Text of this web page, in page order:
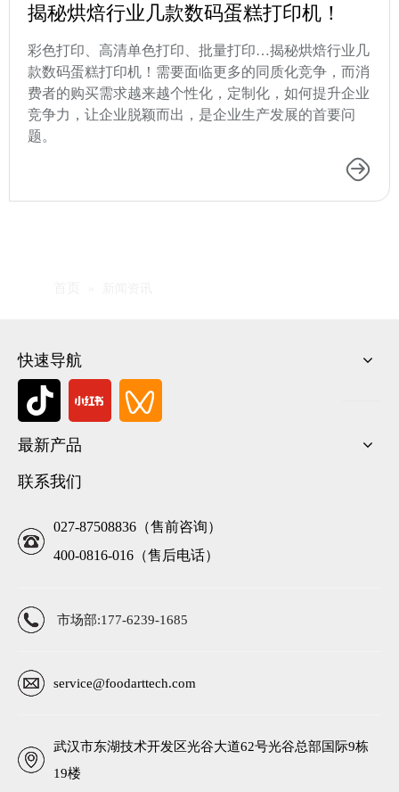
揭秘烘焙行业几款数码蛋糕打印机！
彩色打印、高清单色打印、批量打印…揭秘烘焙行业几
款数码蛋糕打印机！需要面临更多的同质化竞争，而消
费者的购买需求越来越个性化，定制化，如何提升企业
竞争力，让企业脱颖而出，是企业生产发展的首要问
题。
快速导航
最新产品
联系我们
027-87508836（售前咨询）
400-0816-016（售后电话）
市场部:177-6239-1685
service@foodarttech.com
武汉市东湖技术开发区光谷大道62号光谷总部国际9栋
19楼